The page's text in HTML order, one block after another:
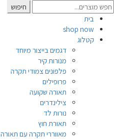
Search
for:
חיפוש
בית
shop now
קטלוג
דגמים בייצור מיוחד
מנורות קיר
פלפונים צמודי תקרה
פרופילים
תאורה שקועה
צילינדרים
נורות לד
תאורת חוץ
מאווררי תקרה עם תאורה